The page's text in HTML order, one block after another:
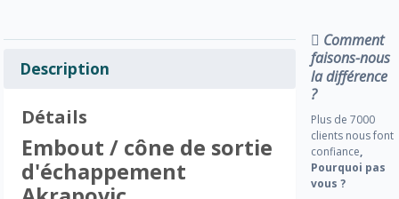
Description
Détails
Embout / cône de sortie
d'échappement
Comment
faisons-nous
la différence
?
Plus de 7000
clients nous font
confiance,
Pourquoi pas
vous ?